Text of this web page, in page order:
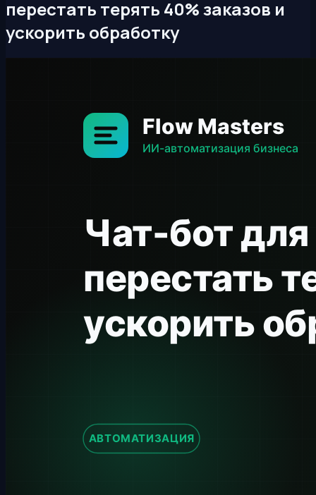
перестать терять 40% заказов и
ускорить обработку